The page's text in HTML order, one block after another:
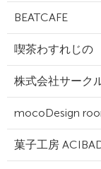
BEATCAFE
喫茶わすれじの
株式会社サーク
mocoDesign
菓子工房